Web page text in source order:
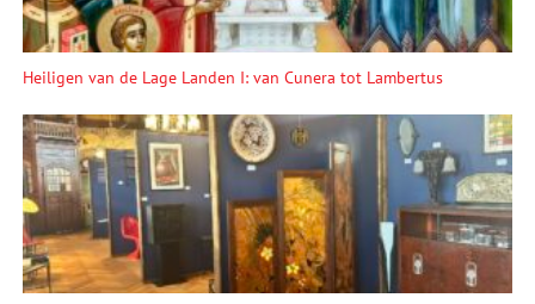
Heiligen van de Lage Landen I: van Cunera tot Lambertus